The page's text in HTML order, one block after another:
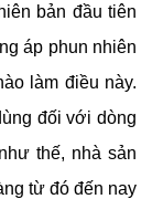
bản đầu tiên
áp phun nhiên
làm điều này.
đối với dòng
thế, nhà sản
từ đó đến nay